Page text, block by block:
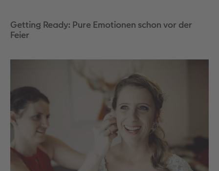
Neuheiten
Getting Ready: Pure Emotionen schon vor der
Feier